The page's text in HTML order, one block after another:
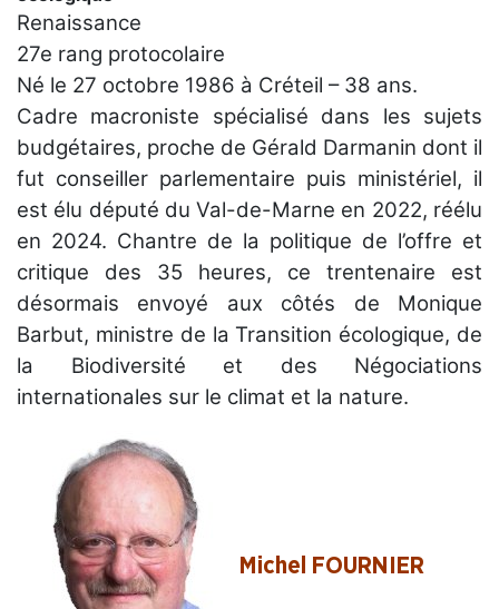
Renaissance
27e rang protocolaire
Né le 27 octobre 1986 à Créteil – 38 ans.
Cadre macroniste spécialisé dans les sujets
budgétaires, proche de Gérald Darmanin dont il
fut conseiller parlementaire puis ministériel, il
est élu député du Val-de-Marne en 2022, réélu
en 2024. Chantre de la politique de l’offre et
critique des 35 heures, ce trentenaire est
désormais envoyé aux côtés de Monique
Barbut, ministre de la Transition écologique, de
la Biodiversité et des Négociations
internationales sur le climat et la nature.
Michel FOURNIER